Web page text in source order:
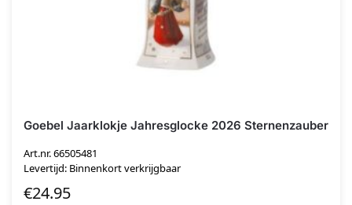
Goebel Jaarklokje Jahresglocke 2026 Sternenzauber
Art.nr. 66505481
Levertijd: Binnenkort verkrijgbaar
€24.95